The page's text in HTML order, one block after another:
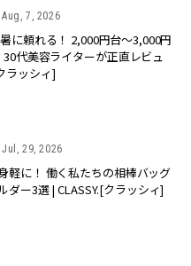
Aug, 7, 2026
暑に頼れる！ 2,000円台〜3,000円
代美容ライターが正直レビュ
ラッシィ]
Jul, 29, 2026
軽に！ 働く私たちの相棒バッグ
ダー3選 | CLASSY.[クラッシィ]